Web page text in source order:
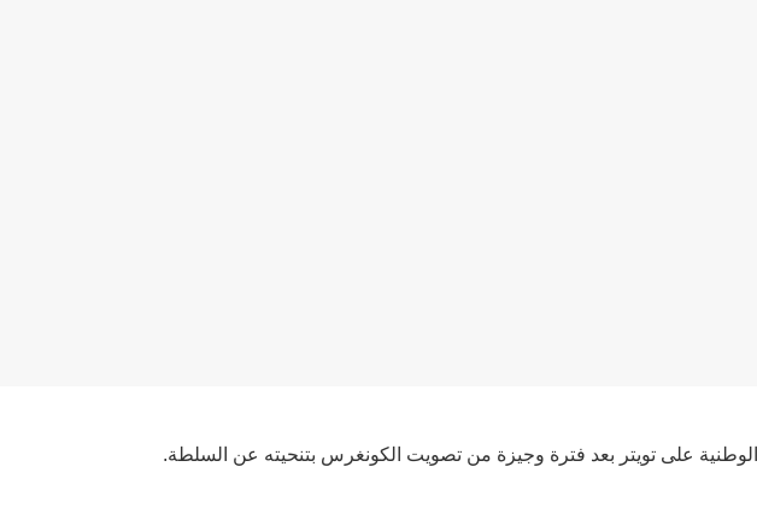
على تويتر بعد فترة وجيزة من تصويت الكونغرس بتنحيته عن السلطة.